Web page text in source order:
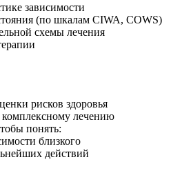
зависимости
(по шкалам CIWA, COWS)
схемы лечения
рисков здоровья
лечению
понять:
близкого
действий